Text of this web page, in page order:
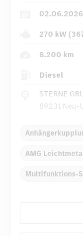
02.06.2026
270 kW
8.200 km
Diesel
STERNE
89231 Neu-
AMG
Multifunktions-